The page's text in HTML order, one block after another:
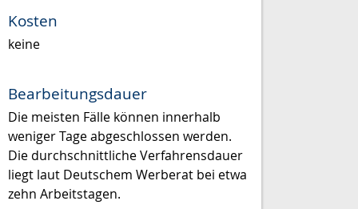
Kosten
keine
Bearbeitungsdauer
Die meisten Fälle können innerhalb
weniger Tage abgeschlossen werden.
Die durchschnittliche Verfahrensdauer
liegt laut Deutschem Werberat bei etwa
zehn Arbeitstagen.